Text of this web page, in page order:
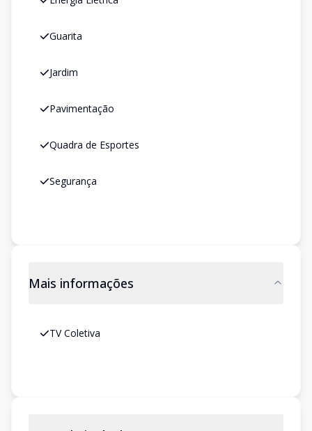
Guarita
Jardim
Pavimentação
Quadra de Esportes
Segurança
Mais informações
TV Coletiva